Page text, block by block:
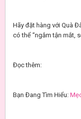
Hãy đặt hàng với Quà
có thể “ngắm tận mắt,
Đọc thêm:
Bạn Đang Tìm Hiểu: